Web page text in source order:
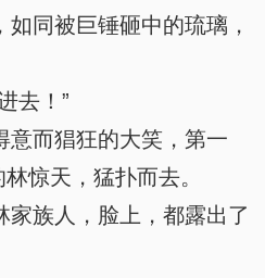
同被巨锤砸中的琉璃，
去！”
而猖狂的大笑，第一
惊天，猛扑而去。
族人，脸上，都露出了